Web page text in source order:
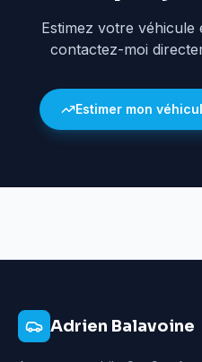
Estimez votre véhicule
contactez-moi
Estimer mon
Adrien Balavoine